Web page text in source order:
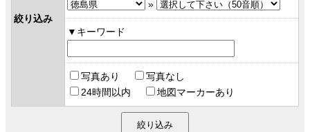
絞り込み
»
キーワード
写真あり
写真なし
24時間以内
地図マーカーあり